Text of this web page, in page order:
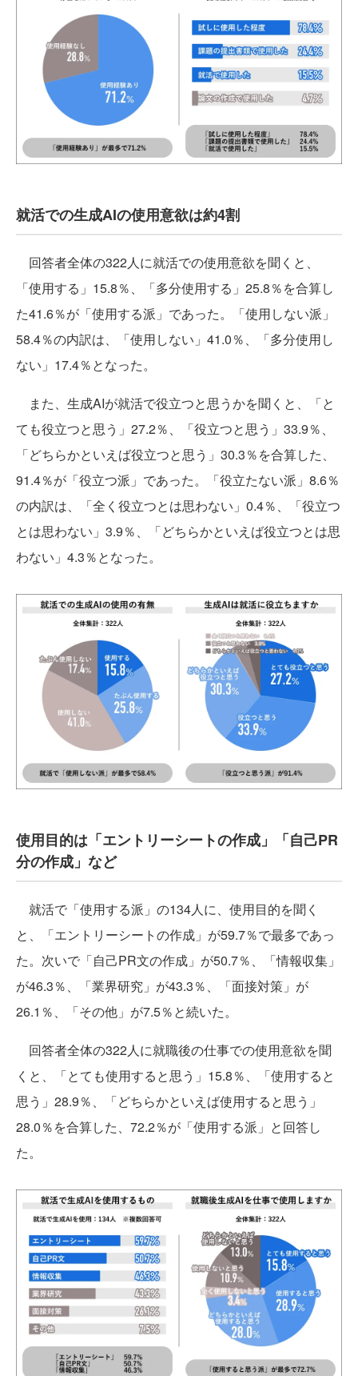
就活での生成AIの使用意欲は約4割
回答者全体の322人に就活での使用意欲を聞くと、
「使用する」15.8％、「多分使用する」25.8％を合算し
た41.6％が「使用する派」であった。「使用しない派」
58.4％の内訳は、「使用しない」41.0％、「多分使用し
ない」17.4％となった。
また、生成AIが就活で役立つと思うかを聞くと、「と
ても役立つと思う」27.2％、「役立つと思う」33.9％、
「どちらかといえば役立つと思う」30.3％を合算した、
91.4％が「役立つ派」であった。「役立たない派」8.6％
の内訳は、「全く役立つとは思わない」0.4％、「役立つ
とは思わない」3.9％、「どちらかといえば役立つとは思
わない」4.3％となった。
使用目的は「エントリーシートの作成」「自己PR
分の作成」など
就活で「使用する派」の134人に、使用目的を聞く
と、「エントリーシートの作成」が59.7％で最多であっ
た。次いで「自己PR文の作成」が50.7％、「情報収集」
が46.3％、「業界研究」が43.3％、「面接対策」が
26.1％、「その他」が7.5％と続いた。
回答者全体の322人に就職後の仕事での使用意欲を聞
くと、「とても使用すると思う」15.8％、「使用すると
思う」28.9％、「どちらかといえば使用すると思う」
28.0％を合算した、72.2％が「使用する派」と回答し
た。